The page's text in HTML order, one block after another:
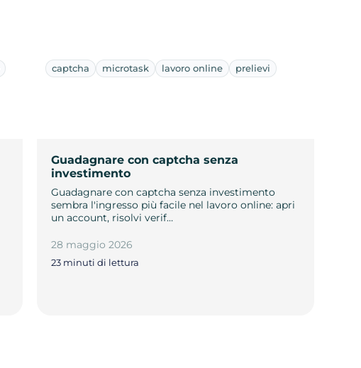
captcha microtask lavoro online prelievi
Guadagnare con captcha senza
investimento
Guadagnare con captcha senza investimento
sembra l'ingresso più facile nel lavoro online: apri
un account, risolvi verif…
28 maggio 2026
23 minuti di lettura